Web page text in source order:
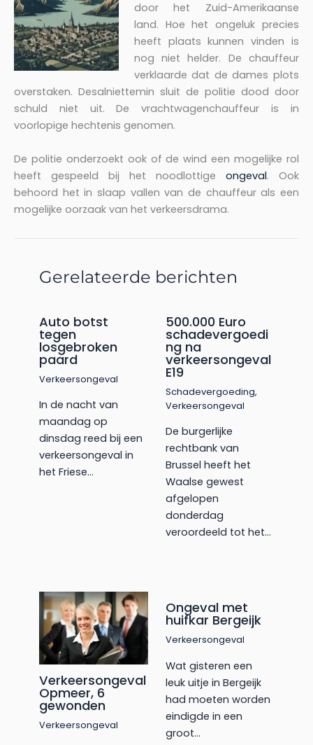
door het Zuid-Amerikaanse
land. Hoe het ongeluk precies
heeft plaats kunnen vinden is
nog niet helder. De chauffeur
verklaarde dat de dames plots
overstaken. Desalniettemin sluit de politie dood door
schuld niet uit. De vrachtwagenchauffeur is in
voorlopige hechtenis genomen.
De politie onderzoekt ook of de wind een mogelijke rol
heeft gespeeld bij het noodlottige ongeval. Ook
behoord het in slaap vallen van de chauffeur als een
mogelijke oorzaak van het verkeersdrama.
Gerelateerde berichten
Auto botst
tegen
losgebroken
paard
Verkeersongeval
In de nacht van
maandag op
dinsdag reed bij een
verkeersongeval in
het Friese…
500.000 Euro
schadevergoedi
ng na
verkeersongeval
E19
Schadevergoeding,
Verkeersongeval
De burgerlijke
rechtbank van
Brussel heeft het
Waalse gewest
afgelopen
donderdag
veroordeeld tot het…
Verkeersongeval
Opmeer, 6
gewonden
Verkeersongeval
Ongeval met
huifkar Bergeijk
Verkeersongeval
Wat gisteren een
leuk uitje in Bergeijk
had moeten worden
eindigde in een
groot…